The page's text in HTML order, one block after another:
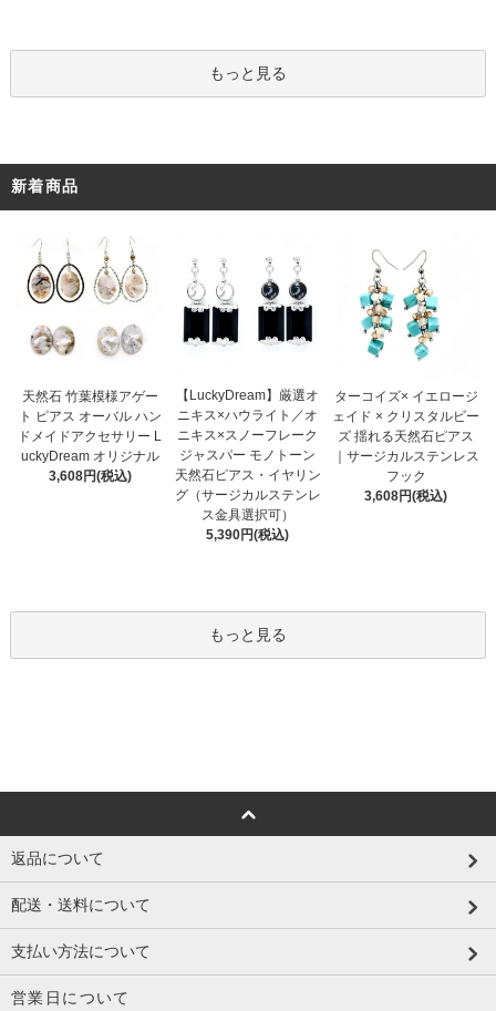
もっと見る
新着商品
天然石 竹葉模様アゲー
ト ピアス オーバル ハン
ドメイドアクセサリー L
uckyDream オリジナル
3,608円(税込)
【LuckyDream】厳選オ
ニキス×ハウライト／オ
ニキス×スノーフレーク
ジャスパー モノトーン
天然石ピアス・イヤリン
グ（サージカルステンレ
ス金具選択可）
5,390円(税込)
ターコイズ× イエロージ
ェイド × クリスタルビー
ズ 揺れる天然石ピアス
｜サージカルステンレス
フック
3,608円(税込)
もっと見る
返品について
配送・送料について
支払い方法について
営業日について